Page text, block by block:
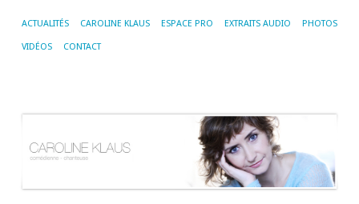
ACTUALITÉS CAROLINE KLAUS ESPACE PRO EXTRAITS AUDIO PHOTOS
VIDÉOS CONTACT